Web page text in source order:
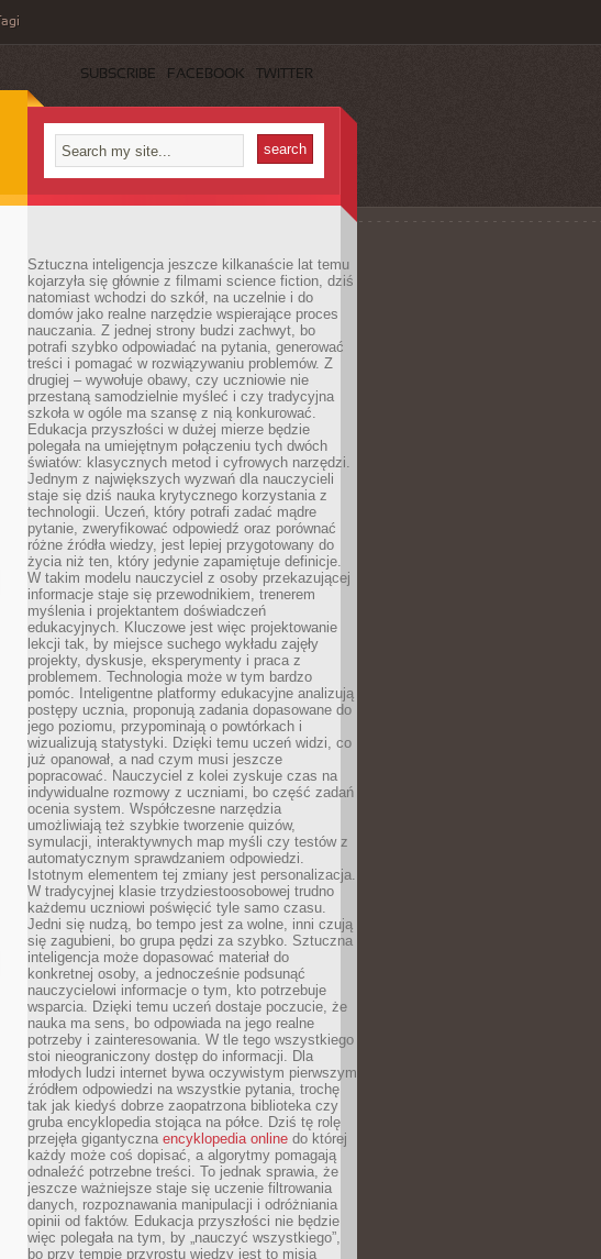
Tagi
SUBSCRIBE FACEBOOK TWITTER
Sztuczna inteligencja jeszcze kilkanaście lat temu
kojarzyła się głównie z filmami science fiction, dziś
natomiast wchodzi do szkół, na uczelnie i do
domów jako realne narzędzie wspierające proces
nauczania. Z jednej strony budzi zachwyt, bo
potrafi szybko odpowiadać na pytania, generować
treści i pomagać w rozwiązywaniu problemów. Z
drugiej – wywołuje obawy, czy uczniowie nie
przestaną samodzielnie myśleć i czy tradycyjna
szkoła w ogóle ma szansę z nią konkurować.
Edukacja przyszłości w dużej mierze będzie
polegała na umiejętnym połączeniu tych dwóch
światów: klasycznych metod i cyfrowych narzędzi.
Jednym z największych wyzwań dla nauczycieli
staje się dziś nauka krytycznego korzystania z
technologii. Uczeń, który potrafi zadać mądre
pytanie, zweryfikować odpowiedź oraz porównać
różne źródła wiedzy, jest lepiej przygotowany do
życia niż ten, który jedynie zapamiętuje definicje.
W takim modelu nauczyciel z osoby przekazującej
informacje staje się przewodnikiem, trenerem
myślenia i projektantem doświadczeń
edukacyjnych. Kluczowe jest więc projektowanie
lekcji tak, by miejsce suchego wykładu zajęły
projekty, dyskusje, eksperymenty i praca z
problemem. Technologia może w tym bardzo
pomóc. Inteligentne platformy edukacyjne analizują
postępy ucznia, proponują zadania dopasowane do
jego poziomu, przypominają o powtórkach i
wizualizują statystyki. Dzięki temu uczeń widzi, co
już opanował, a nad czym musi jeszcze
popracować. Nauczyciel z kolei zyskuje czas na
indywidualne rozmowy z uczniami, bo część zadań
ocenia system. Współczesne narzędzia
umożliwiają też szybkie tworzenie quizów,
symulacji, interaktywnych map myśli czy testów z
automatycznym sprawdzaniem odpowiedzi.
Istotnym elementem tej zmiany jest personalizacja.
W tradycyjnej klasie trzydziestoosobowej trudno
każdemu uczniowi poświęcić tyle samo czasu.
Jedni się nudzą, bo tempo jest za wolne, inni czują
się zagubieni, bo grupa pędzi za szybko. Sztuczna
inteligencja może dopasować materiał do
konkretnej osoby, a jednocześnie podsunąć
nauczycielowi informacje o tym, kto potrzebuje
wsparcia. Dzięki temu uczeń dostaje poczucie, że
nauka ma sens, bo odpowiada na jego realne
potrzeby i zainteresowania. W tle tego wszystkiego
stoi nieograniczony dostęp do informacji. Dla
młodych ludzi internet bywa oczywistym pierwszym
źródłem odpowiedzi na wszystkie pytania, trochę
tak jak kiedyś dobrze zaopatrzona biblioteka czy
gruba encyklopedia stojąca na półce. Dziś tę rolę
przejęła gigantyczna encyklopedia online do której
każdy może coś dopisać, a algorytmy pomagają
odnaleźć potrzebne treści. To jednak sprawia, że
jeszcze ważniejsze staje się uczenie filtrowania
danych, rozpoznawania manipulacji i odróżniania
opinii od faktów. Edukacja przyszłości nie będzie
więc polegała na tym, by „nauczyć wszystkiego”,
bo przy tempie przyrostu wiedzy jest to misja